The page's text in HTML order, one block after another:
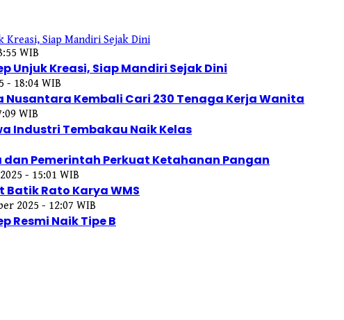
WIB
Unjuk Kreasi, Siap Mandiri Sejak Dini
- 18:04 WIB
Kembali Cari 230 Tenaga Kerja Wanita
WIB
Industri Tembakau Naik Kelas
dan Pemerintah Perkuat Ketahanan Pangan
- 15:01 WIB
Rato Karya WMS
2025 - 12:07 WIB
Resmi Naik Tipe B